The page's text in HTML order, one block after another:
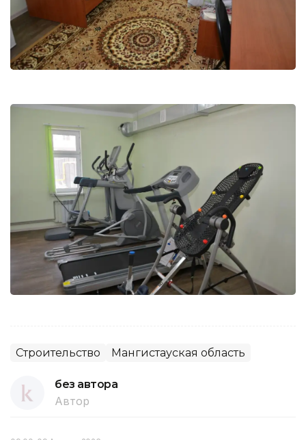
Строительство Мангистауская область
без автора
Автор